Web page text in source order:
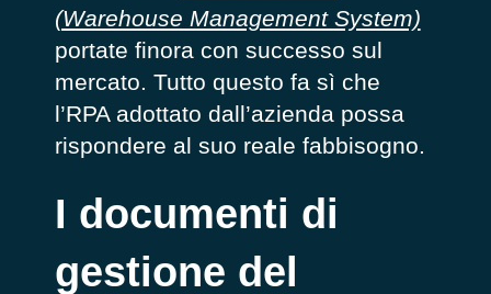
(Warehouse Management System)
portate finora con successo sul
mercato. Tutto questo fa sì che
l’RPA adottato dall’azienda possa
rispondere al suo reale fabbisogno.
I documenti di
gestione del